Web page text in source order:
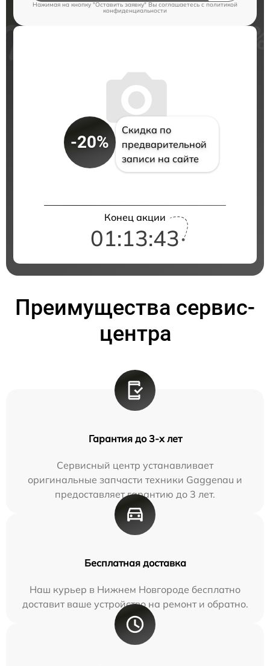
Нажимая на кнопку "Оставить заявку" Вы соглашаетесь cполитикой
конфиденциальности
-20%
Скидка по
предварительной
записи на сайте
Конец акции
01:13:42
Преимущества сервис-
центра
Гарантия до 3-х лет
Сервисный центр устанавливает
оригинальные запчасти техники Gaggenau и
предоставляет гарантию до 3 лет.
Бесплатная доставка
Наш курьер в Нижнем Новгороде бесплатно
доставит ваше устройство на ремонт и обратно.